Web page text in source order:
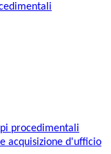
procedimentali
acquisizione d'ufficio